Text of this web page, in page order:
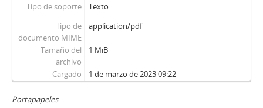
Tipo de soporte
Texto
Tipo de
documento MIME
application/pdf
Tamaño del
archivo
1 MiB
Cargado 1 de marzo de 2023 09:22
Portapapeles